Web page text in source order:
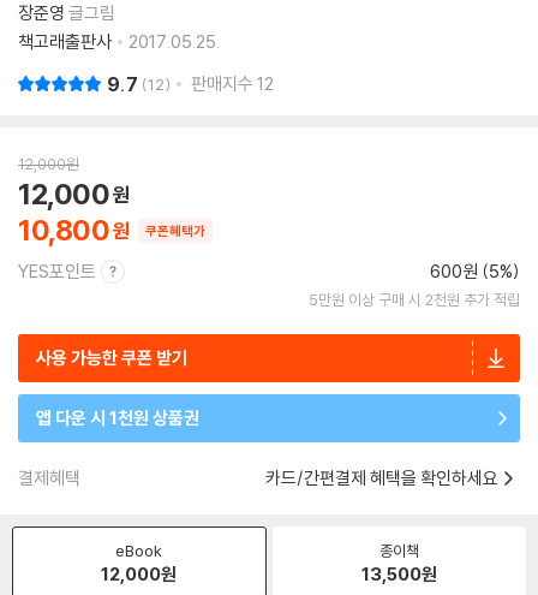
장준영 글그림
책고래출판사
2017.05.25.
9.7 12 판매지수 12
12,000원
10,800
12,000
쿠폰혜택가
YES포인트 600원 (5%)
5만원 이상 구매 시 2천원 추가 적립
사용 가능한 쿠폰 받기
앱 다운 시 1천원 상품권
결제혜택 카드/간편결제 혜택을 확인하세요
eBook
12,000원
종이책
13,500원